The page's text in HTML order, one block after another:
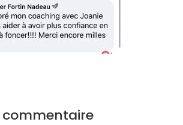
commentaire